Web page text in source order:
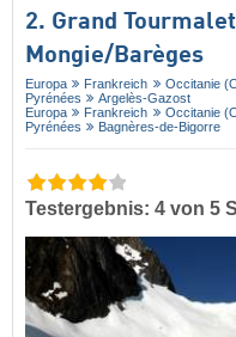
2. Grand
Mongie/​Barèges
Europa Frankreich Occitanie
Pyrénées
Argelès-Gazost
Europa
Frankreich Occitanie
Pyrénées
Bagnères-de-Bigorre
Testergebnis: 4 von 5